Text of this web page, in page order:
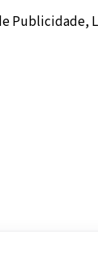
Publicidade,